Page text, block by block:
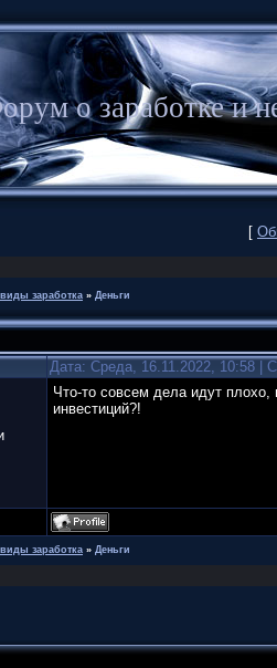
о заработке
[
заработка » Деньги
Дата: Среда, 16.11.2022, 10:58 |
Что-то совсем дела идут
инвестиций?!
заработка » Деньги